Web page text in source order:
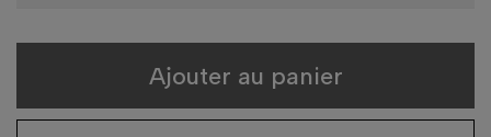
Ajouter au panier